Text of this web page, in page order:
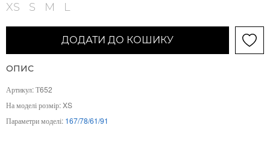
XS S M L
ДОДАТИ ДО КОШИКУ
ОПИС
Артикул: Т652
На моделі розмір: XS
Параметри моделі: 167/78/61/91